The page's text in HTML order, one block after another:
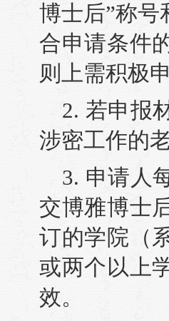
博士后”称
合申请条件
则上需积极
2. 若申报
涉密工作的
3. 申请人
交博雅博士
订的学院（
或两个以上
效。